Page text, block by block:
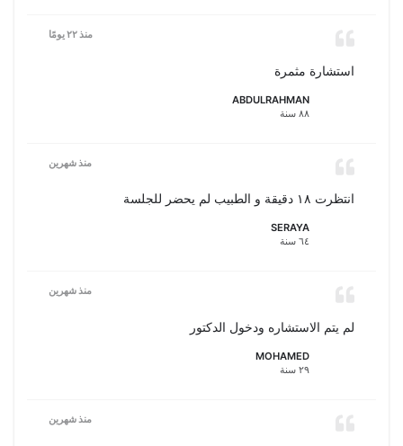
منذ ٢٢ يومًا
استشارة مثمرة
ABDULRAHMAN
٨٨ سنة
منذ شهرين
انتظرت ١٨ دقيقة و الطبيب لم يحضر للجلسة
SERAYA
٦٤ سنة
منذ شهرين
لم يتم الاستشاره ودخول الدكتور
MOHAMED
٢٩ سنة
منذ شهرين